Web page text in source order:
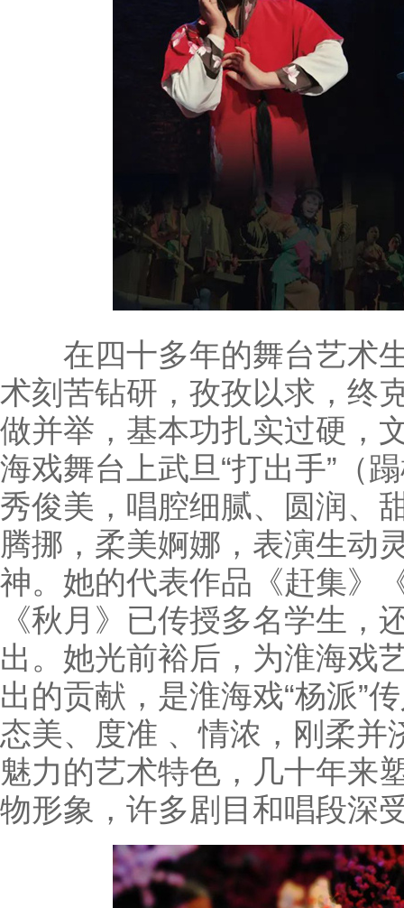
在四十多年的舞台艺术生
术刻苦钻研，孜孜以求，终
做并举，基本功扎实过硬，
海戏舞台上武旦“打出手”（
秀俊美，唱腔细腻、圆润、
腾挪，柔美婀娜，表演生动
神。她的代表作品《赶集》
《秋月》已传授多名学生，
出。她光前裕后，为淮海戏
出的贡献，是淮海戏“杨派”
态美、度准 、情浓，刚柔并
魅力的艺术特色，几十年来
物形象，许多剧目和唱段深